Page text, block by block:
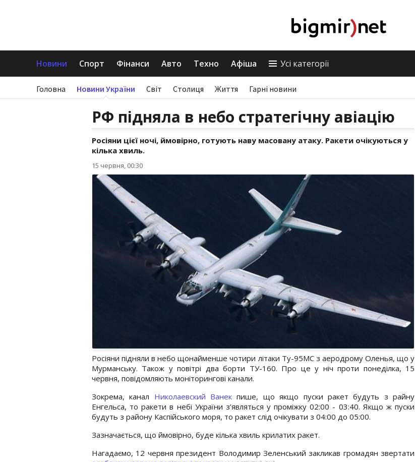
Новини Спорт Фінанси Авто Техно Афіша Усі категорії
Головна Новини України Світ Столиця Життя Гарні новини
РФ підняла в небо стратегічну авіацію
Росіяни цієї ночі, ймовірно, готують наву масовану атаку. Ракети очікуються у
кілька хвиль.
15 червня, 00:30
Росіяни підняли в небо щонайменше чотири літаки Ту-95МС з аеродрому Оленья, що у
Мурманську. Також у повітрі два борти ТУ-160. Про це у ніч проти понеділка, 15
червня, повідомляють моніторингові канали.
Зокрема, канал Николаевский Ванек пише, що якщо пуски ракет будуть з райну
Енгельса, то ракети в небі України з’являться у проміжку 02:00 - 03:40. Якщо ж пуски
будуть з району Каспійського моря, то ракет слід очікувати з 04:00 до 05:00.
Зазначається, що ймовірно, буде кілька хвиль крилатих ракет.
Нагадаємо, 12 червня президент Володимир Зеленський закликав громадян звертати